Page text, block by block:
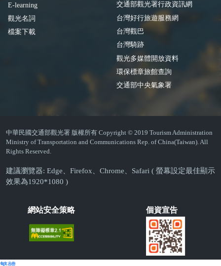
E-learning
觀光名詞
檔案下載
交通部觀光署行政資訊網
台灣好行旅遊服務網
台灣觀巴
台灣騎跡
觀光多媒體開放資料
環保標章旅館查詢
交通部中央氣象署
中華民國交通部觀光署 版權所有 Copyright © 2019 Tourism Administration
Ministry of Transportation and Communications Rep. of China(Taiwan). All
Rights Reserved.
建議瀏覽器: Edge、Firefox、Chrome、Safari ( 螢幕設定最佳顯示
效果為1920*1080 )
網站安全策略 個資宣告